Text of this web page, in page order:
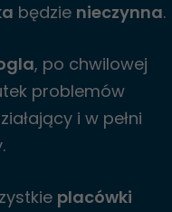
będzie nieczynna.
, po chwilowej
problemów
i w pełni
placówki